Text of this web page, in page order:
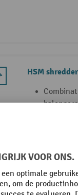
HSM
balenpers
3 Varianten